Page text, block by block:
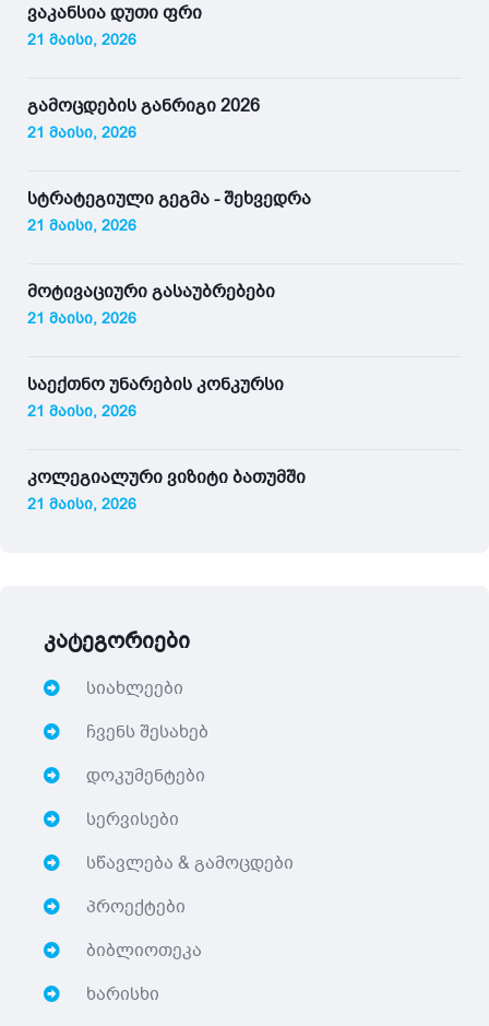
ვაკანსია დუთი ფრი
21 მაისი, 2026
გამოცდების განრიგი 2026
21 მაისი, 2026
სტრატეგიული გეგმა - შეხვედრა
21 მაისი, 2026
მოტივაციური გასაუბრებები
21 მაისი, 2026
საექთნო უნარების კონკურსი
21 მაისი, 2026
კოლეგიალური ვიზიტი ბათუმში
21 მაისი, 2026
კატეგორიები
სიახლეები
ჩვენს შესახებ
დოკუმენტები
სერვისები
სწავლება & გამოცდები
პროექტები
ბიბლიოთეკა
ხარისხი